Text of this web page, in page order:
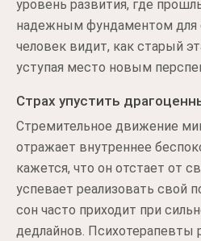
уровень развития, где
надежным фундаментом для
человек видит, как старый
уступая место новым
Страх упустить
Стремительное движение
отражает внутреннее
кажется, что он отстает от
успевает реализовать свой
сон часто приходит при
дедлайнов. Психотерапевты